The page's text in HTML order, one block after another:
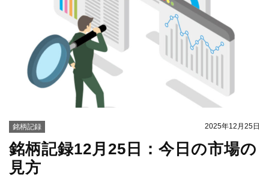
銘柄記録 2025年12月25日
銘柄記録12月25日：今日の市場の
見方